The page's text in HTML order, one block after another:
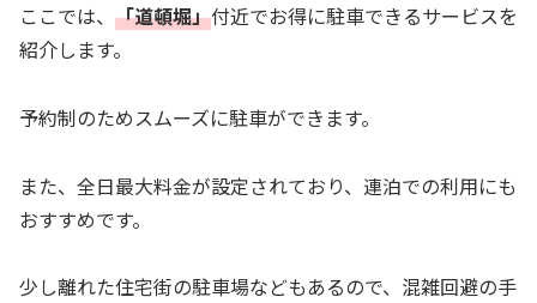
ここでは、 「道頓堀」付近でお得に駐車できるサービスを
紹介します。
予約制のためスムーズに駐車ができます。
また、全日最大料金が設定されており、連泊での利用にも
おすすめです。
少し離れた住宅街の駐車場などもあるので、混雑回避の手